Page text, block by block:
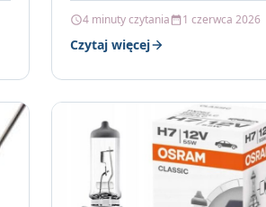
4 minuty czytania 1 czerwca 2026
Czytaj więcej